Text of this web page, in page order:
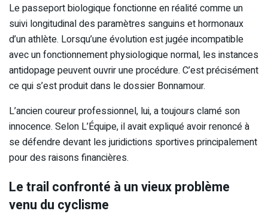
Le passeport biologique fonctionne en réalité comme un
suivi longitudinal des paramètres sanguins et hormonaux
d’un athlète. Lorsqu’une évolution est jugée incompatible
avec un fonctionnement physiologique normal, les instances
antidopage peuvent ouvrir une procédure. C’est précisément
ce qui s’est produit dans le dossier Bonnamour.
L’ancien coureur professionnel, lui, a toujours clamé son
innocence. Selon L’Équipe, il avait expliqué avoir renoncé à
se défendre devant les juridictions sportives principalement
pour des raisons financières.
Le trail confronté à un vieux problème
venu du cyclisme